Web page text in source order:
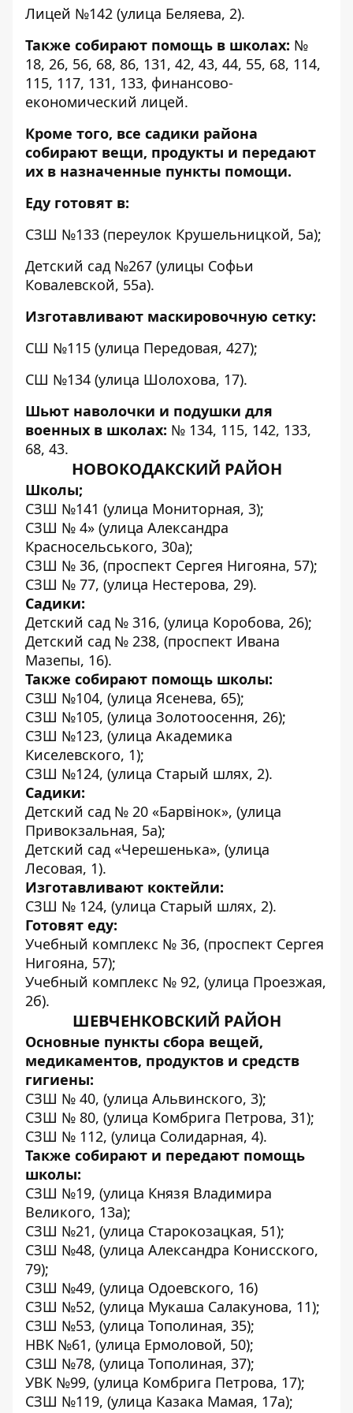
Лицей №142 (улица Беляева, 2).
Также собирают помощь в школах: №
18, 26, 56, 68, 86, 131, 42, 43, 44, 55, 68, 114,
115, 117, 131, 133, финансово-
економический лицей.
Кроме того, все садики района
собирают вещи, продукты и передают
их в назначенные пункты помощи.
Еду готовят в:
СЗШ №133 (переулок Крушельницкой, 5а);
Детский сад №267 (улицы Софьи
Ковалевской, 55а).
Изготавливают маскировочную сетку:
СШ №115 (улица Передовая, 427);
СШ №134 (улица Шолохова, 17).
Шьют наволочки и подушки для
военных в школах: № 134, 115, 142, 133,
68, 43.
НОВОКОДАКСКИЙ РАЙОН
Школы;
СЗШ №141 (улица Мониторная, 3);
СЗШ № 4» (улица Александра
Красносельського, 30а);
СЗШ № 36, (проспект Сергея Нигояна, 57);
СЗШ № 77, (улица Нестерова, 29).
Садики:
Детский сад № 316, (улица Коробова, 26);
Детский сад № 238, (проспект Ивана
Мазепы, 16).
Также собирают помощь школы:
СЗШ №104, (улица Ясенева, 65);
СЗШ №105, (улица Золотоосення, 26);
СЗШ №123, (улица Академика
Киселевского, 1);
СЗШ №124, (улица Старый шлях, 2).
Садики:
Детский сад № 20 «Барвінок», (улица
Привокзальная, 5а);
Детский сад «Черешенька», (улица
Лесовая, 1).
Изготавливают коктейли:
СЗШ № 124, (улица Старый шлях, 2).
Готовят еду:
Учебный комплекс № 36, (проспект Сергея
Нигояна, 57);
Учебный комплекс № 92, (улица Проезжая,
2б).
ШЕВЧЕНКОВСКИЙ РАЙОН
Основные пункты сбора вещей,
медикаментов, продуктов и средств
гигиены:
СЗШ № 40, (улица Альвинского, 3);
СЗШ № 80, (улица Комбрига Петрова, 31);
СЗШ № 112, (улица Солидарная, 4).
Также собирают и передают помощь
школы:
СЗШ №19, (улица Князя Владимира
Великого, 13а);
СЗШ №21, (улица Старокозацкая, 51);
СЗШ №48, (улица Александра Конисского,
79);
СЗШ №49, (улица Одоевского, 16)
СЗШ №52, (улица Мукаша Салакунова, 11);
СЗШ №53, (улица Тополиная, 35);
НВК №61, (улица Ермоловой, 50);
СЗШ №78, (улица Тополиная, 37);
УВК №99, (улица Комбрига Петрова, 17);
СЗШ №119, (улица Казака Мамая, 17а);